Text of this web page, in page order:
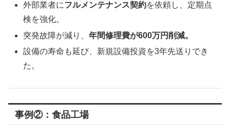
外部業者にフルメンテナンス契約を依頼し、定期点
検を強化。
突発故障が減り、年間修理費が600万円削減。
設備の寿命も延び、新規設備投資を3年先送りでき
た。
事例②：食品工場